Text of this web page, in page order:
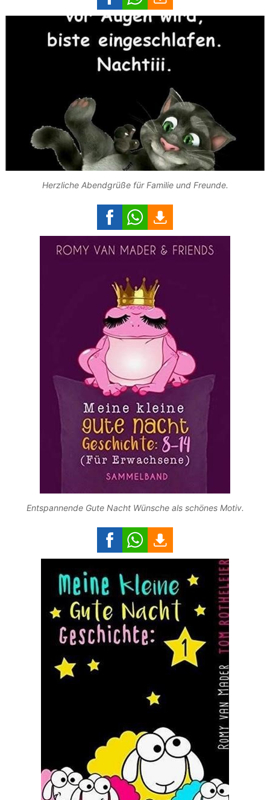
Herzliche Abendgrüße für Familie und Freunde.
Entspannende Gute Nacht Wünsche als schönes Motiv.